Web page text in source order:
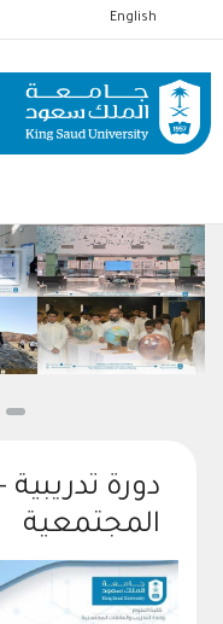
إلى
المحتوى
الرئيسي
English
دورة
المجتمعية